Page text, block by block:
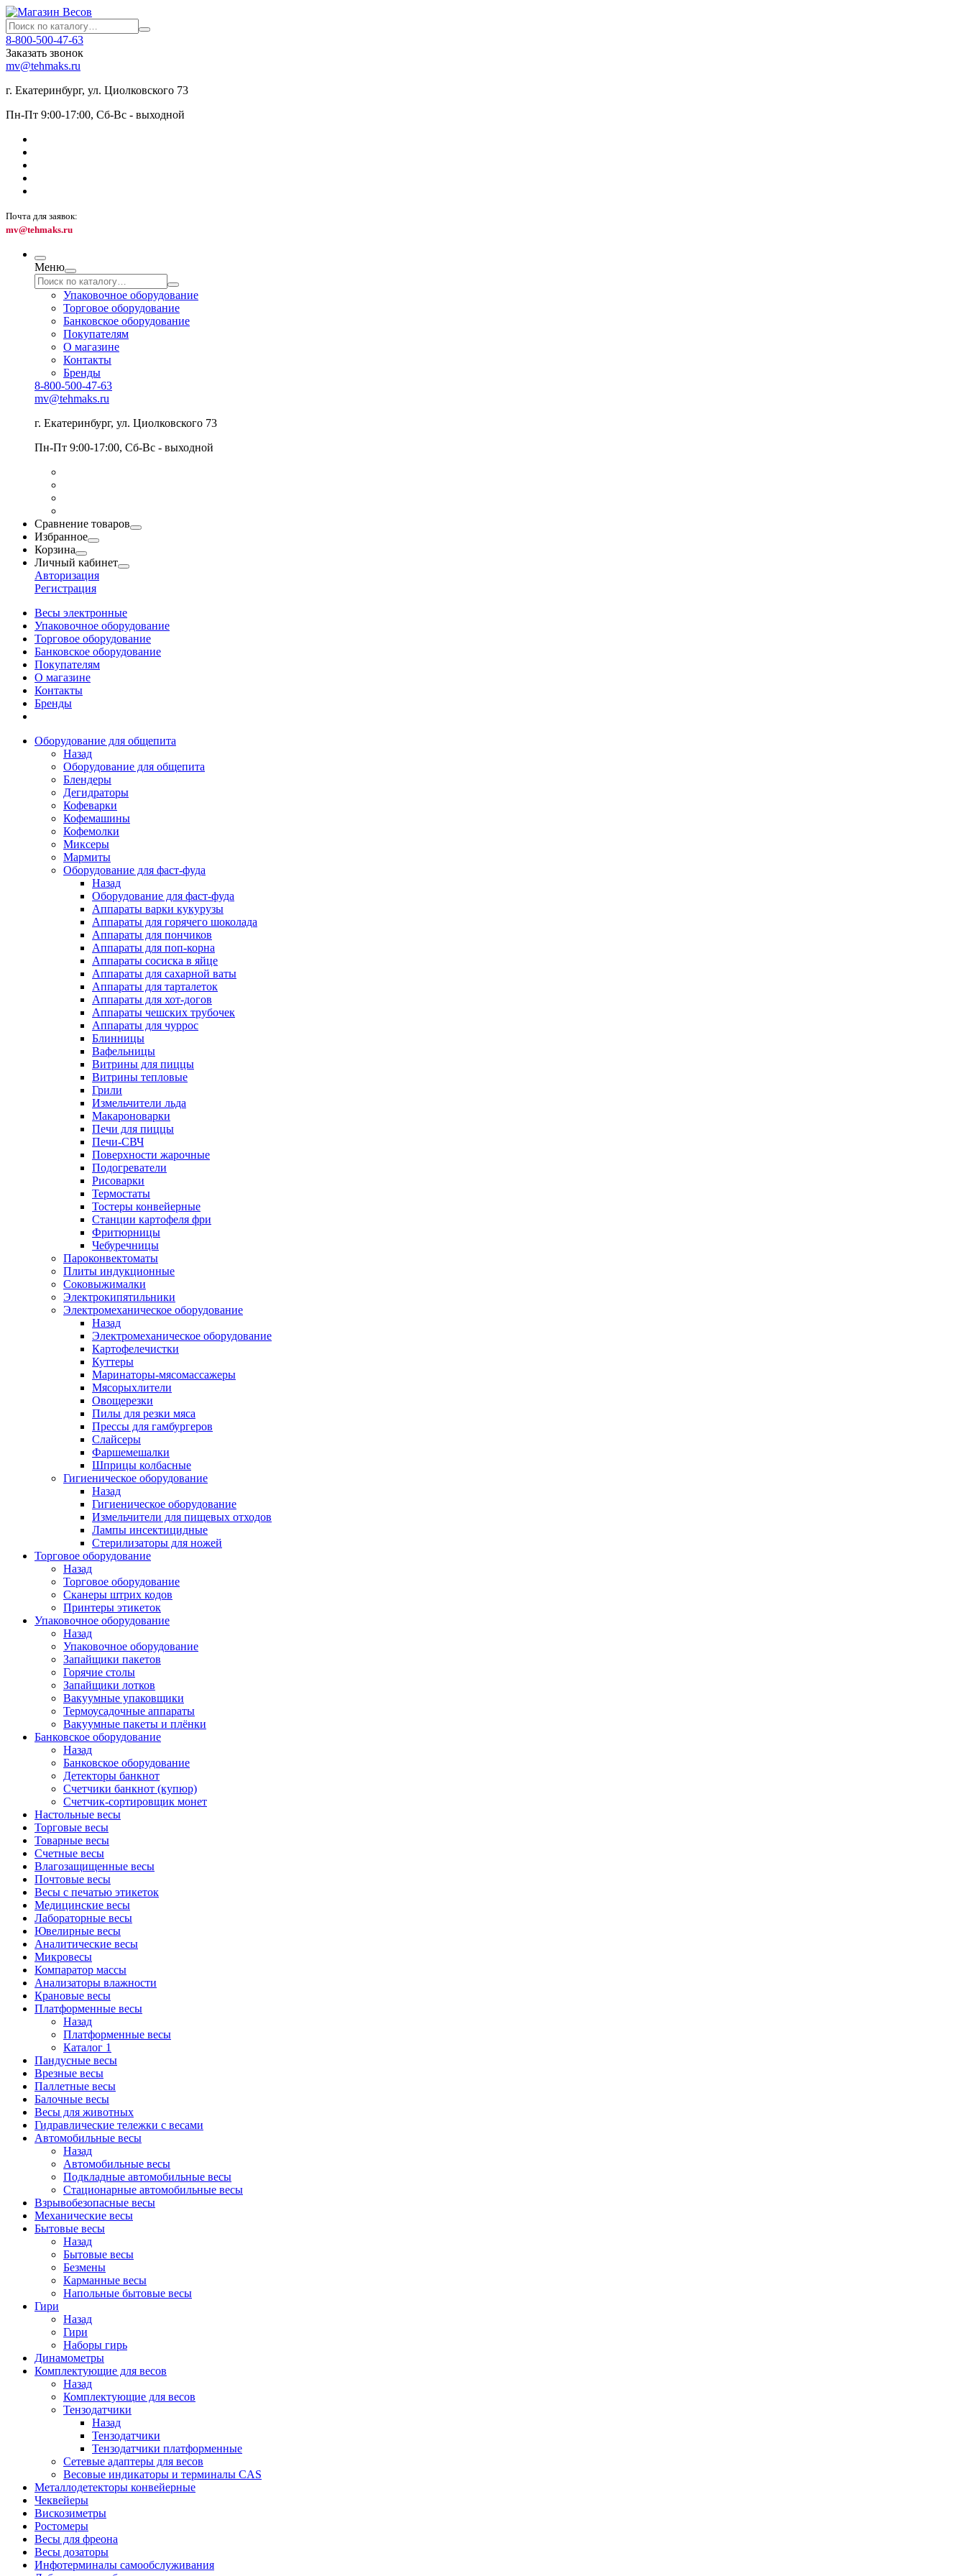
8-800-500-47-63
Заказать звонок
mv@tehmaks.ru
г. Екатеринбург, ул. Циолковского 73
Пн-Пт 9:00-17:00, Сб-Вс - выходной
Почта для заявок:
mv@tehmaks.ru
Меню
Упаковочное оборудование
Торговое оборудование
Банковское оборудование
Покупателям
О магазине
Контакты
Бренды
8-800-500-47-63
mv@tehmaks.ru
г. Екатеринбург, ул. Циолковского 73
Пн-Пт 9:00-17:00, Сб-Вс - выходной
Сравнение товаров
Избранное
Корзина
Личный кабинет
Авторизация
Регистрация
Весы электронные
Упаковочное оборудование
Торговое оборудование
Банковское оборудование
Покупателям
О магазине
Контакты
Бренды
Оборудование для общепита
Назад
Оборудование для общепита
Блендеры
Дегидраторы
Кофеварки
Кофемашины
Кофемолки
Миксеры
Мармиты
Оборудование для фаст-фуда
Назад
Оборудование для фаст-фуда
Аппараты варки кукурузы
Аппараты для горячего шоколада
Аппараты для пончиков
Аппараты для поп-корна
Аппараты сосиска в яйце
Аппараты для сахарной ваты
Аппараты для тарталеток
Аппараты для хот-догов
Аппараты чешских трубочек
Аппараты для чуррос
Блинницы
Вафельницы
Витрины для пиццы
Витрины тепловые
Грили
Измельчители льда
Макароноварки
Печи для пиццы
Печи-СВЧ
Поверхности жарочные
Подогреватели
Рисоварки
Термостаты
Тостеры конвейерные
Станции картофеля фри
Фритюрницы
Чебуречницы
Пароконвектоматы
Плиты индукционные
Соковыжималки
Электрокипятильники
Электромеханическое оборудование
Назад
Электромеханическое оборудование
Картофелечистки
Куттеры
Маринаторы-мясомассажеры
Мясорыхлители
Овощерезки
Пилы для резки мяса
Прессы для гамбургеров
Слайсеры
Фаршемешалки
Шприцы колбасные
Гигиеническое оборудование
Назад
Гигиеническое оборудование
Измельчители для пищевых отходов
Лампы инсектицидные
Стерилизаторы для ножей
Торговое оборудование
Назад
Торговое оборудование
Сканеры штрих кодов
Принтеры этикеток
Упаковочное оборудование
Назад
Упаковочное оборудование
Запайщики пакетов
Горячие столы
Запайщики лотков
Вакуумные упаковщики
Термоусадочные аппараты
Вакуумные пакеты и плёнки
Банковское оборудование
Назад
Банковское оборудование
Детекторы банкнот
Cчетчики банкнот (купюр)
Счетчик-сортировщик монет
Настольные весы
Торговые весы
Товарные весы
Счетные весы
Влагозащищенные весы
Почтовые весы
Весы с печатью этикеток
Медицинские весы
Лабораторные весы
Ювелирные весы
Аналитические весы
Микровесы
Компаратор массы
Анализаторы влажности
Крановые весы
Платформенные весы
Назад
Платформенные весы
Каталог 1
Пандусные весы
Врезные весы
Паллетные весы
Балочные весы
Весы для животных
Гидравлические тележки с весами
Автомобильные весы
Назад
Автомобильные весы
Подкладные автомобильные весы
Стационарные автомобильные весы
Взрывобезопасные весы
Механические весы
Бытовые весы
Назад
Бытовые весы
Безмены
Карманные весы
Напольные бытовые весы
Гири
Назад
Гири
Наборы гирь
Динамометры
Комплектующие для весов
Назад
Комплектующие для весов
Тензодатчики
Назад
Тензодатчики
Тензодатчики платформенные
Сетевые адаптеры для весов
Весовые индикаторы и терминалы CAS
Металлодетекторы конвейерные
Чеквейеры
Вискозиметры
Ростомеры
Весы для фреона
Весы дозаторы
Инфотерминалы самообслуживания